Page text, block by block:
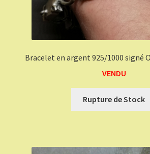
Bracelet en argent 925/1000 signé
VENDU
Rupture de Stock